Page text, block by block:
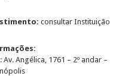
consultar Instituição
Av. Angélica, 1761 – 2º andar –